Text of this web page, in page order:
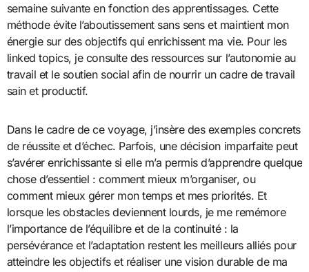
semaine suivante en fonction des apprentissages. Cette
méthode évite l’aboutissement sans sens et maintient mon
énergie sur des objectifs qui enrichissent ma vie. Pour les
linked topics, je consulte des ressources sur l’autonomie au
travail et le soutien social afin de nourrir un cadre de travail
sain et productif.
Dans le cadre de ce voyage, j’insère des exemples concrets
de réussite et d’échec. Parfois, une décision imparfaite peut
s’avérer enrichissante si elle m’a permis d’apprendre quelque
chose d’essentiel : comment mieux m’organiser, ou
comment mieux gérer mon temps et mes priorités. Et
lorsque les obstacles deviennent lourds, je me remémore
l’importance de l’équilibre et de la continuité : la
persévérance et l’adaptation restent les meilleurs alliés pour
atteindre les objectifs et réaliser une vision durable de ma